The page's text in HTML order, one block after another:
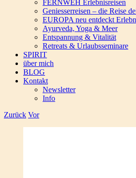
FERNWEH Erlebnisreisen
Geniesserreisen – die Reise
EUROPA neu entdeckt
Ayurveda, Yoga & Meer
Entspannung & Vitalität
Retreats & Urlaubsseminare
SPIRIT
über mich
BLOG
Kontakt
Newsletter
Info
Zurück Vor